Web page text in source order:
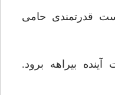
قدرتمندى حامى
آينده بيراهه برود.